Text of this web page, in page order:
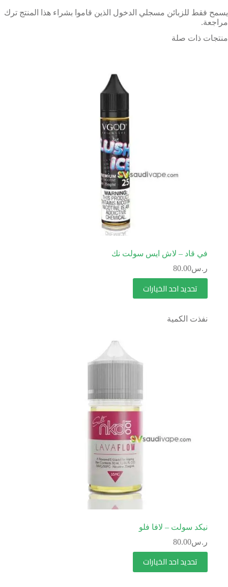
يسمح فقط للزبائن مسجلي الدخول الذين قاموا بشراء هذا المنتج ترك
مراجعة.
منتجات ذات صلة
في قاد – لاش ايس سولت نك
ر.س80.00
تحديد احد الخيارات
نفذت الكمية
نيكد سولت – لافا فلو
ر.س80.00
تحديد احد الخيارات